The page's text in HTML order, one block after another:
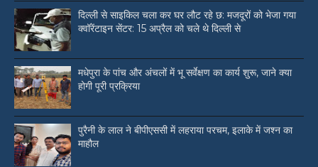
दिल्ली से साइकिल चला कर घर लौट रहे छ: मजदूरों को भेजा गया
क्वॉरेंटाइन सेंटर: 15 अप्रैल को चले थे दिल्ली से
मधेपुरा के पांच और अंचलों में भू सर्वेक्षण का कार्य शुरू, जाने क्या
होगी पूरी प्रक्रिया
पुरैनी के लाल ने बीपीएससी में लहराया परचम, इलाके में जश्न का
माहौल